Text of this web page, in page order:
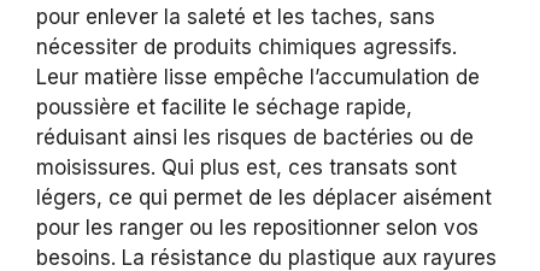
pour enlever la saleté et les taches, sans
nécessiter de produits chimiques agressifs.
Leur matière lisse empêche l’accumulation de
poussière et facilite le séchage rapide,
réduisant ainsi les risques de bactéries ou de
moisissures. Qui plus est, ces transats sont
légers, ce qui permet de les déplacer aisément
pour les ranger ou les repositionner selon vos
besoins. La résistance du plastique aux rayures